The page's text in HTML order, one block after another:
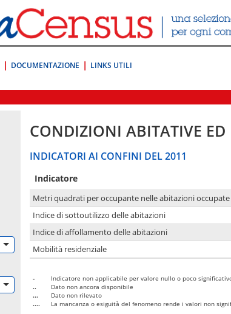
DOCUMENTAZIONE LINKS UTILI
CONDIZIONI ABITATIVE
INDICATORI AI CONFINI DEL 2011
Indicatore
Metri quadrati per occupante nelle abitazioni occupate
Indice di sottoutilizzo delle abitazioni
Indice di affollamento delle abitazioni
Mobilità residenziale
-
Indicatore non applicabile per valore nullo o poco
..
Dato non ancora disponibile
...
Dato non rilevato
....
La mancanza o esiguità del fenomeno rende i valori non